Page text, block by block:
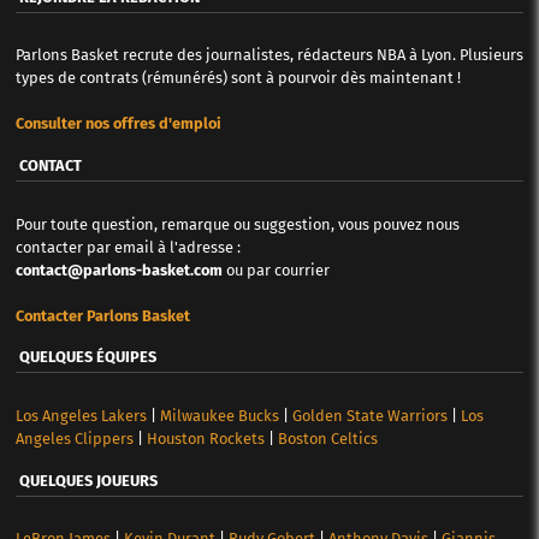
Parlons Basket recrute des journalistes, rédacteurs NBA à Lyon. Plusieurs
types de contrats (rémunérés) sont à pourvoir dès maintenant !
Consulter nos offres d'emploi
CONTACT
Pour toute question, remarque ou suggestion, vous pouvez nous
contacter par email à l'adresse :
contact@parlons-basket.com ou par courrier
Contacter Parlons Basket
QUELQUES ÉQUIPES
Los Angeles Lakers| Milwaukee Bucks| Golden State Warriors| Los
Angeles Clippers| Houston Rockets| Boston Celtics
QUELQUES JOUEURS